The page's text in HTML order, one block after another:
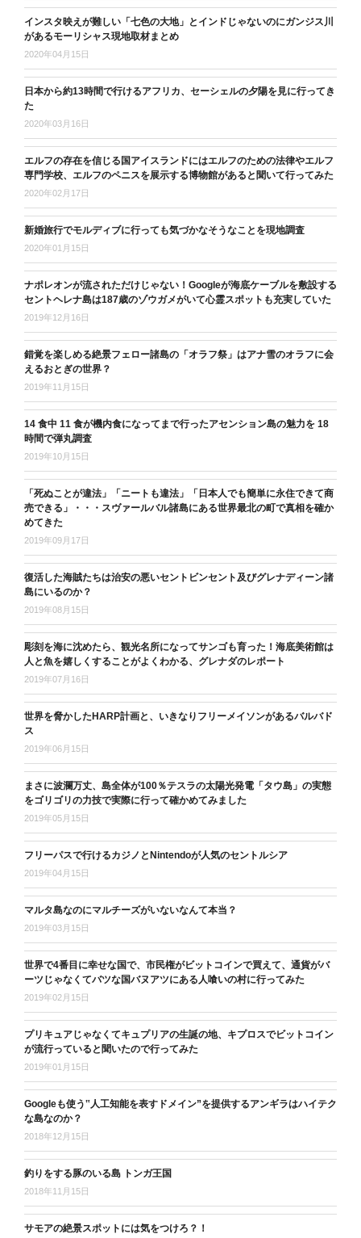
インスタ映えが難しい「七色の大地」とインドじゃないのにガンジス川
があるモーリシャス現地取材まとめ
2020年04月15日
日本から約13時間で行けるアフリカ、セーシェルの夕陽を見に行ってき
た
2020年03月16日
エルフの存在を信じる国アイスランドにはエルフのための法律やエルフ
専門学校、エルフのペニスを展示する博物館があると聞いて行ってみた
2020年02月17日
新婚旅行でモルディブに行っても気づかなそうなことを現地調査
2020年01月15日
ナポレオンが流されただけじゃない！Googleが海底ケーブルを敷設する
セントヘレナ島は187歳のゾウガメがいて心霊スポットも充実していた
2019年12月16日
錯覚を楽しめる絶景フェロー諸島の「オラフ祭」はアナ雪のオラフに会
えるおとぎの世界？
2019年11月15日
14 食中 11 食が機内食になってまで行ったアセンション島の魅力を 18
時間で弾丸調査
2019年10月15日
「死ぬことが違法」「ニートも違法」「日本人でも簡単に永住できて商
売できる」・・・スヴァールバル諸島にある世界最北の町で真相を確か
めてきた
2019年09月17日
復活した海賊たちは治安の悪いセントビンセント及びグレナディーン諸
島にいるのか？
2019年08月15日
彫刻を海に沈めたら、観光名所になってサンゴも育った！海底美術館は
人と魚を嬉しくすることがよくわかる、グレナダのレポート
2019年07月16日
世界を脅かしたHARP計画と、いきなりフリーメイソンがあるバルバド
ス
2019年06月15日
まさに波瀾万丈、島全体が100％テスラの太陽光発電「タウ島」の実態
をゴリゴリの力技で実際に行って確かめてみました
2019年05月15日
フリーパスで行けるカジノとNintendoが人気のセントルシア
2019年04月15日
マルタ島なのにマルチーズがいないなんて本当？
2019年03月15日
世界で4番目に幸せな国で、市民権がビットコインで買えて、通貨がバ
ーツじゃなくてバツな国バヌアツにある人喰いの村に行ってみた
2019年02月15日
プリキュアじゃなくてキュプリアの生誕の地、キプロスでビットコイン
が流行っていると聞いたので行ってみた
2019年01月15日
Googleも使う‟人工知能を表すドメイン”を提供するアンギラはハイテク
な島なのか？
2018年12月15日
釣りをする豚のいる島 トンガ王国
2018年11月15日
サモアの絶景スポットには気をつけろ？！